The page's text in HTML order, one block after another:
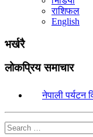
राशिफल
English
भर्खरै
लोकप्रिय समाचार
नेपाली पर्यटन